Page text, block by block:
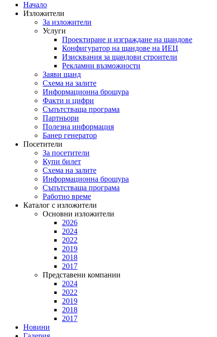
Начало
Изложители
За изложители
Услуги
Проектиране и изграждане на щандове
Конфигуратор на щандове на ИЕЦ
Изисквания за щандови строители
Рекламни възможности
Заяви щанд
Схема на залите
Информационна брошура
Факти и цифри
Съпътстваща програма
Партньори
Полезна информация
Банер генератор
Посетители
За посетители
Купи билет
Схема на залите
Информационна брошура
Съпътстваща програма
Работно време
Каталог с изложители
Основни изложители
2026
2024
2022
2019
2018
2017
Представени компании
2024
2022
2019
2018
2017
Новини